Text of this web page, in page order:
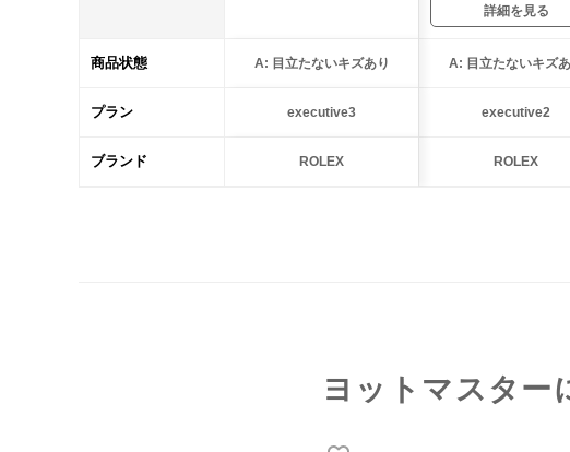
詳細を見る
商品状態 A: 目立たないキズあり A: 目立たないキズ
プラン executive3 executive2
ブランド ROLEX ROLEX
ヨットマスター